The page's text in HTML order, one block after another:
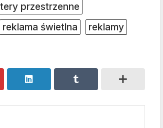
przestrzenne
reklama świetlna
reklamy